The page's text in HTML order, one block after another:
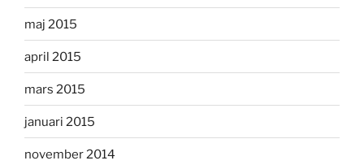
maj 2015
april 2015
mars 2015
januari 2015
november 2014